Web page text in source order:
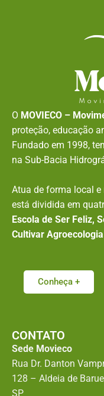
O MOVIECO –
proteção, educação
Fundado em 1998,
na Sub-Bacia
Atua de forma local
está dividida em
Escola de Ser Feliz,
Cultivar
Conheça +
CONTATO
Sede Movieco
Rua Dr. Danton
128 – Aldeia de
SP